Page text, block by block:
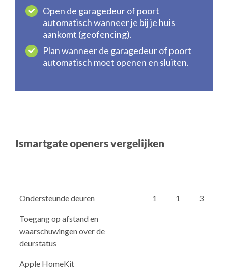
Open de garagedeur of poort
automatisch wanneer je bij je huis
aankomt (geofencing).
Plan wanneer de garagedeur of poort
automatisch moet openen en sluiten.
Ismartgate openers vergelijken
Ondersteunde deuren 1 1 3
Toegang op afstand en
waarschuwingen over de
deurstatus
Apple HomeKit